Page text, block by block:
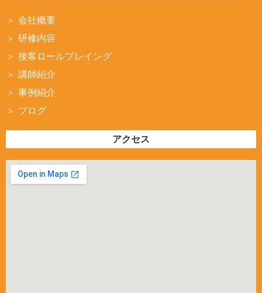
会社概要
研修内容
接客ロールプレイング
講師紹介
事例紹介
ブログ
アクセス